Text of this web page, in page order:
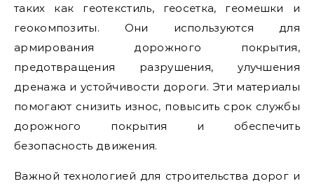
таких как геотекстиль, геосетка, геомешки и
геокомпозиты. Они используются для
армирования дорожного покрытия,
предотвращения разрушения, улучшения
дренажа и устойчивости дороги. Эти материалы
помогают снизить износ, повысить срок службы
дорожного покрытия и обеспечить
безопасность движения.
Важной технологией для строительства дорог и